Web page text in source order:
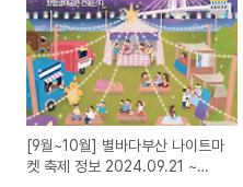
[9월~10월] 별바다부산 나이트마
켓 축제 정보 2024.09.21 ~